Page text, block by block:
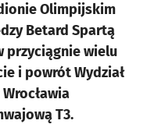
Olimpijskim
Betard Spartą
przyciągnie wielu
i powrót Wydział
T3.